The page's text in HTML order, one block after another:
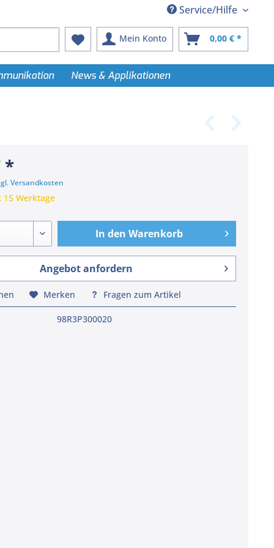
Service/Hilfe
Mein Konto 0,00 € *
News & Applikationen
*
Versandkosten
Werktage
In den Warenkorb
Angebot anfordern
Merken Fragen zum Artikel
98R3P300020